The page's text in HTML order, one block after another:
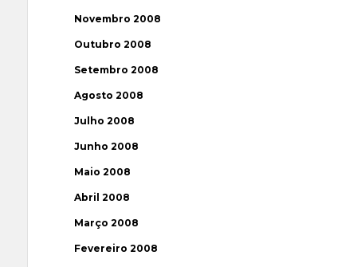
Novembro 2008
Outubro 2008
Setembro 2008
Agosto 2008
Julho 2008
Junho 2008
Maio 2008
Abril 2008
Março 2008
Fevereiro 2008